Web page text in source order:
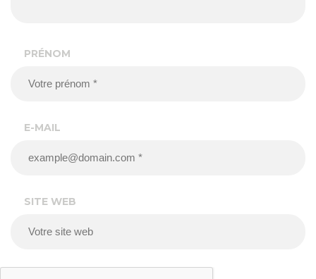
PRÉNOM
E-MAIL
SITE WEB